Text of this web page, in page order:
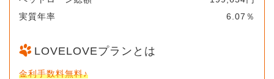
実質年率
6.07％
LOVELOVEプランとは
金利手数料無料♪